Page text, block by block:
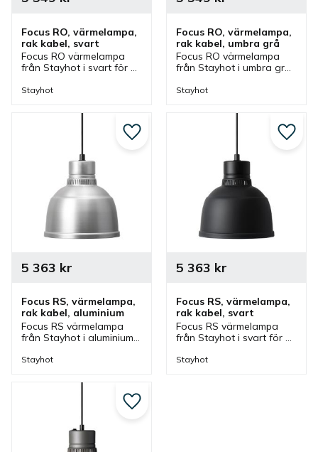
Focus RO, värmelampa,
rak kabel, svart
Focus RO värmelampa
från Stayhot i svart för
Värmelampa med fast
i olika färger.
Stayhot
Focus RO, värmelampa,
rak kabel, umbra grå
Focus RO värmelampa
från Stayhot i umbra grå
Värmelampa med fast
i olika färger.
Stayhot
Focus RS, värmelampa,
rak kabel, aluminium
Focus RS värmelampa
från Stayhot i aluminium
Värmelampa med fast
i olika färger.
5 363 kr
Stayhot
Lägg till i favoriter
Focus RS, värmelampa,
rak kabel, svart
Focus RS värmelampa
från Stayhot i svart för
Värmelampa med fast
5 363 kr
Stayhot
Lägg
Lägg till i favoriter